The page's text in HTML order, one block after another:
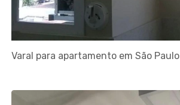
Varal para apartamento em São Paulo